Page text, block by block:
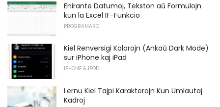
Enirante Datumoj, Tekston aŭ Formulojn
kun la Excel IF-Funkcio
PROGRAMARO
Kiel Renversigi Kolorojn (Ankaŭ Dark Mode)
sur iPhone kaj iPad
IPHONE & IPOD
Lernu Kiel Tajpi Karakterojn Kun Umlautaj
Kadroj